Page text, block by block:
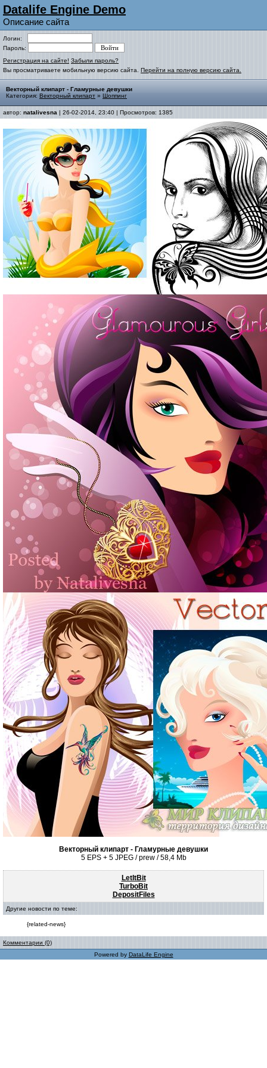
Datalife Engine Demo
Описание сайта
Логин:
Пароль:
Регистрация на сайте! Забыли пароль?
Вы просматриваете мобильную версию сайта. Перейти на полную версию сайта.
Векторный клипарт - Гламурные девушки
Категория: Векторный клипарт » Шоппинг
автор: natalivesna | 26-02-2014, 23:40 | Просмотров: 1385
Векторный клипарт - Гламурные девушки
5 EPS + 5 JPEG / prew / 58,4 Mb
LetItBit
TurboBit
DepositFiles
Другие новости по теме:
{related-news}
Комментарии (0)
Powered by DataLife Engine